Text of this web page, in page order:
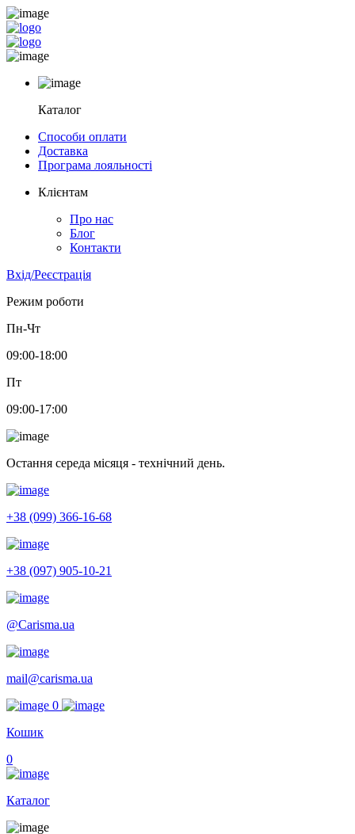
Каталог
Способи оплати
Доставка
Програма лояльності
Клієнтам
Про нас
Блог
Контакти
Вхід/Реєстрація
Режим роботи
Пн-Чт
09:00-18:00
Пт
09:00-17:00
Остання середа місяця - технічний день.
+38 (099) 366-16-68
+38 (097) 905-10-21
@Carisma.ua
mail@carisma.ua
0
Кошик
0
Каталог